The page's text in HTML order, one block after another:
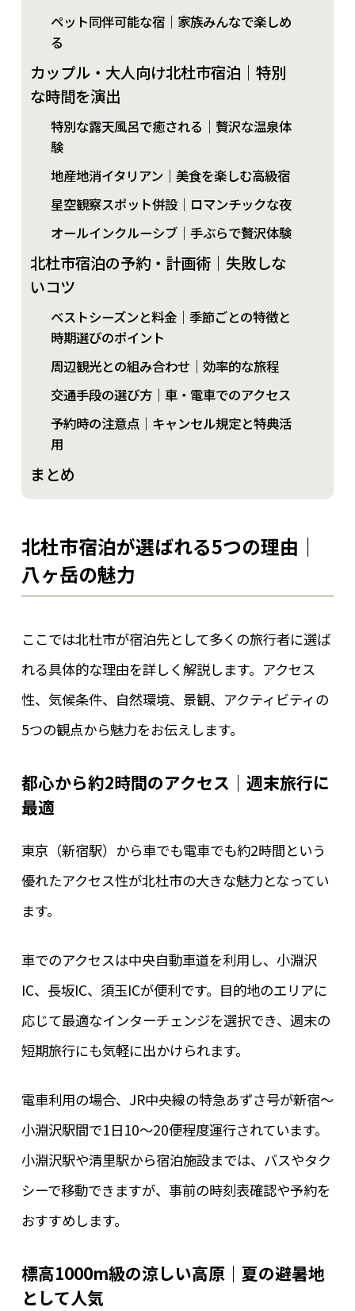
ペット同伴可能な宿｜家族みんなで楽しめ
る
カップル・大人向け北杜市宿泊｜特別
な時間を演出
特別な露天風呂で癒される｜贅沢な温泉体
験
地産地消イタリアン｜美食を楽しむ高級宿
星空観察スポット併設｜ロマンチックな夜
オールインクルーシブ｜手ぶらで贅沢体験
北杜市宿泊の予約・計画術｜失敗しな
いコツ
ベストシーズンと料金｜季節ごとの特徴と
時期選びのポイント
周辺観光との組み合わせ｜効率的な旅程
交通手段の選び方｜車・電車でのアクセス
予約時の注意点｜キャンセル規定と特典活
用
まとめ
北杜市宿泊が選ばれる5つの理由｜
八ヶ岳の魅力
ここでは北杜市が宿泊先として多くの旅行者に選ば
れる具体的な理由を詳しく解説します。アクセス
性、気候条件、自然環境、景観、アクティビティの
5つの観点から魅力をお伝えします。
都心から約2時間のアクセス｜週末旅行に
最適
東京（新宿駅）から車でも電車でも約2時間という
優れたアクセス性が北杜市の大きな魅力となってい
ます。
車でのアクセスは中央自動車道を利用し、小淵沢
IC、長坂IC、須玉ICが便利です。目的地のエリアに
応じて最適なインターチェンジを選択でき、週末の
短期旅行にも気軽に出かけられます。
電車利用の場合、JR中央線の特急あずさ号が新宿～
小淵沢駅間で1日10～20便程度運行されています。
小淵沢駅や清里駅から宿泊施設までは、バスやタク
シーで移動できますが、事前の時刻表確認や予約を
おすすめします。
標高1000m級の涼しい高原｜夏の避暑地
として人気